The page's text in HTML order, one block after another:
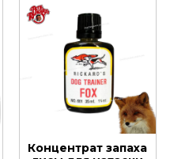
Концентрат запаха